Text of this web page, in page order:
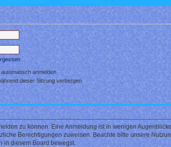
anmelden
dieser Sitzung verbergen
zu können. Eine Anmeldung ist in wenigen
Berechtigungen zuweisen. Beachte bitte unsere
in diesem Board bewegst.